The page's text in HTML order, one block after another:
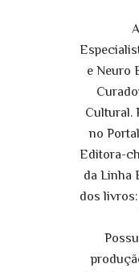
e Neuro
Cultural.
no
Editora-
da Linha
dos